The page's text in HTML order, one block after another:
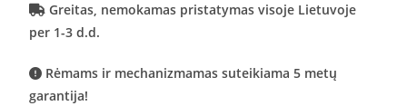
Greitas, nemokamas pristatymas visoje Lietuvoje
per 1-3 d.d.
Rėmams ir mechanizmamas suteikiama 5 metų
garantija!